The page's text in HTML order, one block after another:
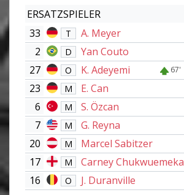
ERSATZSPIELER
33
T
A. Meyer
2
D
Yan Couto
27
O K. Adeyemi 67'
23 M E. Can
6 M
S. Özcan
7
M
G. Reyna
20
M Marcel Sabitzer
17 M Carney Chukwuemeka
16 O J. Duranville